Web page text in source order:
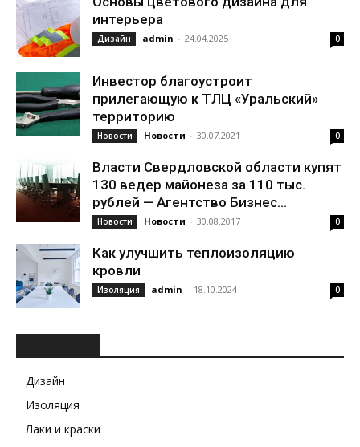
интерьера
Дизайн admin - 24.04.2025 0
Инвестор благоустроит
прилегающую к ТЛЦ «Уральский»
территорию
Новости Новости - 30.07.2021 0
Власти Свердловской области купят
130 ведер майонеза за 110 тыс.
рублей — Агентство Бизнес...
Новости Новости - 30.08.2017 0
Как улучшить теплоизоляцию
кровли
Изоляция admin - 18.10.2024 0
Дизайн
Изоляция
Лаки и краски